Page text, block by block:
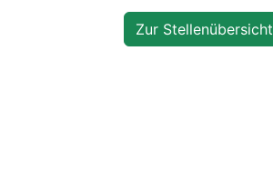
Zur Stellenübersicht